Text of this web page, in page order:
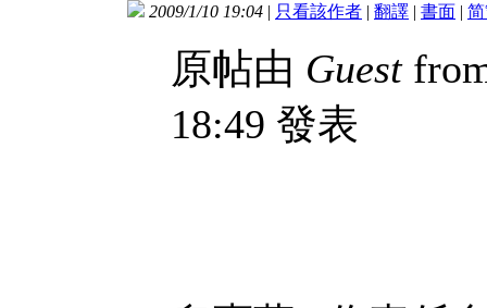
2009/1/10 19:04 | 只看該作者 | 翻譯 | 書面 | 简
原帖由 Guest
18:49 發表